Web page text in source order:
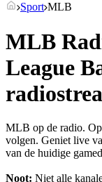
Sport MLB
MLB
League
MLB op de radio.
volgen. Geniet live
van de huidige
Noot: Niet alle